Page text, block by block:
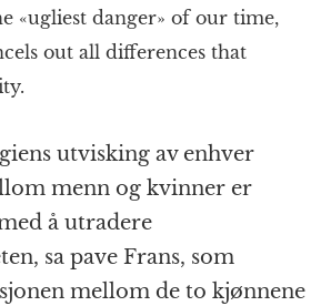
«ugliest danger» of our time,
out all differences that
utvisking av enhver
menn og kvinner er
å utradere
sa pave Frans, som
mellom de to kjønnene